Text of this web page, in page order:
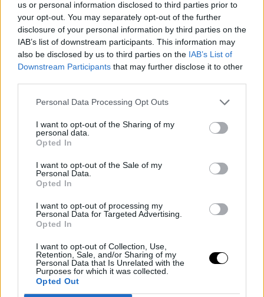
us or personal information disclosed to third parties prior to
your opt-out. You may separately opt-out of the further
disclosure of your personal information by third parties on the
IAB’s list of downstream participants. This information may
also be disclosed by us to third parties on the IAB’s List of
Downstream Participants that may further disclose it to other
Personal Data Processing Opt Outs
I want to opt-out of the Sharing of my
personal data.
Opted In
I want to opt-out of the Sale of my
Personal Data.
Opted In
I want to opt-out of processing my
Personal Data for Targeted Advertising.
Opted In
I want to opt-out of Collection, Use,
Retention, Sale, and/or Sharing of my
Personal Data that Is Unrelated with the
Purposes for which it was collected.
Opted Out
amenizadores del concurso de mates del All-Star
que tuvo lugar a mediados del pasado mes de febrero,
en el que terminó en la segunda posición por detrás de
como premio, dinero que ha decidido destinar a la lucha
"Tengo mucha suerte de estar dónde estoy. Estoy en
una posición en la que tengo la posibilidad de ayudar a
salvar vidas, y esto es lo mínimo que puedo hacer.
Quiero ayudar a la gente, y siento que Dios me puso en
la Tierra para ésto. Aprovecharé cada oportunidad que